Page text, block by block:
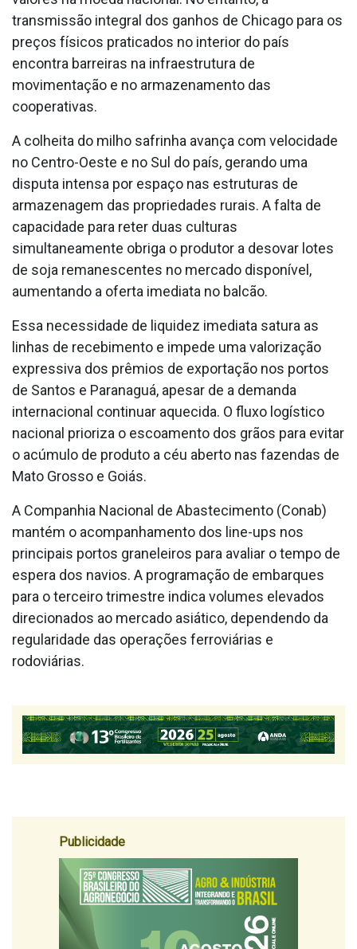
transmissão integral dos ganhos de Chicago para os
preços físicos praticados no interior do país
encontra barreiras na infraestrutura de
movimentação e no armazenamento das
cooperativas.
A colheita do milho safrinha avança com velocidade
no Centro-Oeste e no Sul do país, gerando uma
disputa intensa por espaço nas estruturas de
armazenagem das propriedades rurais. A falta de
capacidade para reter duas culturas
simultaneamente obriga o produtor a desovar lotes
de soja remanescentes no mercado disponível,
aumentando a oferta imediata no balcão.
Essa necessidade de liquidez imediata satura as
linhas de recebimento e impede uma valorização
expressiva dos prêmios de exportação nos portos
de Santos e Paranaguá, apesar de a demanda
internacional continuar aquecida. O fluxo logístico
nacional prioriza o escoamento dos grãos para evitar
o acúmulo de produto a céu aberto nas fazendas de
Mato Grosso e Goiás.
A Companhia Nacional de Abastecimento (Conab)
mantém o acompanhamento dos line-ups nos
principais portos graneleiros para avaliar o tempo de
espera dos navios. A programação de embarques
para o terceiro trimestre indica volumes elevados
direcionados ao mercado asiático, dependendo da
regularidade das operações ferroviárias e
rodoviárias.
Publicidade